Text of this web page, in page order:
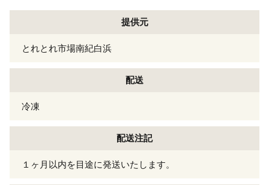
提供元
とれとれ市場南紀白浜
配送
冷凍
配送注記
１ヶ月以内を目途に発送いたします。